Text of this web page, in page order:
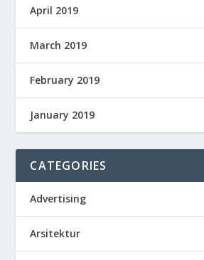
April 2019
March 2019
February 2019
January 2019
CATEGORIES
Advertising
Arsitektur